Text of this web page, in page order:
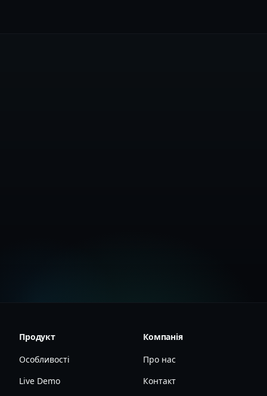
Продукт
Особливості
Live Demo
Компанія
Про нас
Контакт